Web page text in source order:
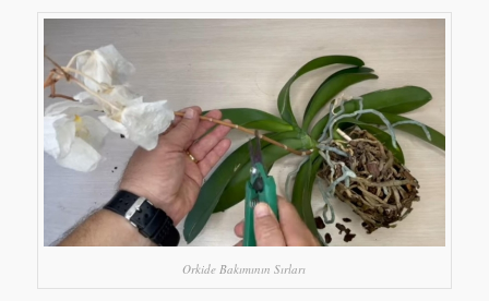
Orkide Bakımının Sırları